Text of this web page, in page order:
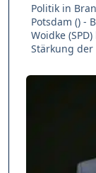
Politik in
Potsdam () -
Woidke
Stärkung